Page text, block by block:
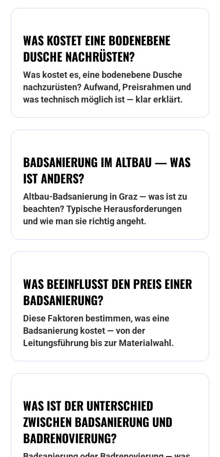
WAS KOSTET EINE BODENEBENE
DUSCHE NACHRÜSTEN?
Was kostet es, eine bodenebene Dusche
nachzurüsten? Aufwand, Preisrahmen und
was technisch möglich ist — klar erklärt.
BADSANIERUNG IM ALTBAU — WAS
IST ANDERS?
Altbau-Badsanierung in Graz — was ist zu
beachten? Typische Herausforderungen
und wie man sie richtig angeht.
WAS BEEINFLUSST DEN PREIS EINER
BADSANIERUNG?
Diese Faktoren bestimmen, was eine
Badsanierung kostet — von der
Leitungsführung bis zur Materialwahl.
WAS IST DER UNTERSCHIED
ZWISCHEN BADSANIERUNG UND
BADRENOVIERUNG?